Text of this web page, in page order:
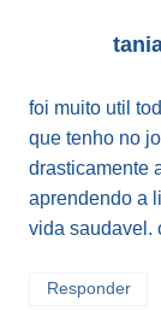
foi muito util
que tenho no
drasticamente
aprendendo a
vida saudavel.
Responder